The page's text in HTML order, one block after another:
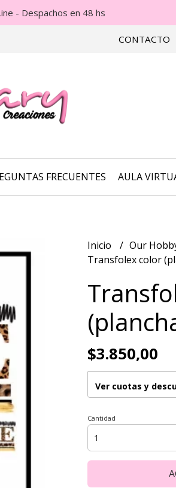
- Despachos en 48 hs
CONTACTO
FRECUENTES AULA
Inicio Our
Transfolex color
$3.850,00
Ver cuotas y
Cantidad